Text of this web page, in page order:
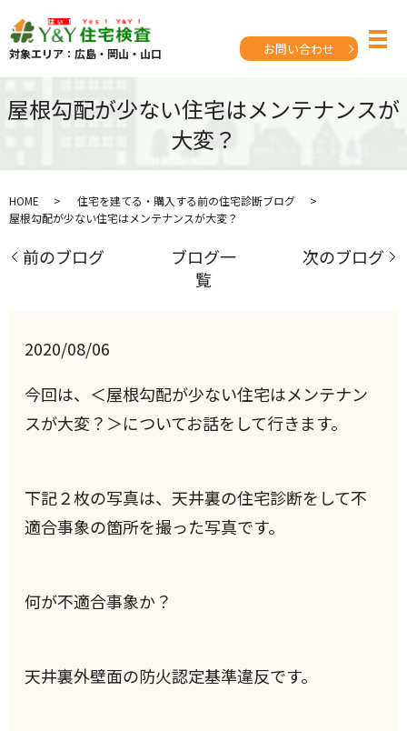
対象エリア：広島・岡山・山口 お問い合わせ
屋根勾配が少ない住宅はメンテナンスが
大変？
HOME
住宅を建てる・購入する前の住宅診断ブログ
屋根勾配が少ない住宅はメンテナンスが大変？
前のブログ
ブログ一
覧
次のブログ
2020/08/06
今回は、＜屋根勾配が少ない住宅はメンテナン
スが大変？＞についてお話をして行きます。
下記２枚の写真は、天井裏の住宅診断をして不
適合事象の箇所を撮った写真です。
何が不適合事象か？
天井裏外壁面の防火認定基準違反です。